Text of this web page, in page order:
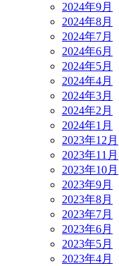
2024年9月
2024年8月
2024年7月
2024年6月
2024年5月
2024年4月
2024年3月
2024年2月
2024年1月
2023年12月
2023年11月
2023年10月
2023年9月
2023年8月
2023年7月
2023年6月
2023年5月
2023年4月